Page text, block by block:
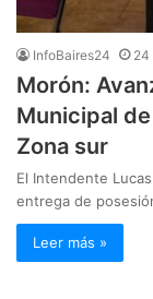
InfoBaires24 24
Morón:
Municipal
Zona sur
El Intendente
entrega de
Leer más »